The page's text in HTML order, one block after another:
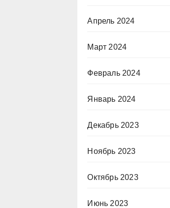
Апрель 2024
Март 2024
Февраль 2024
Январь 2024
Декабрь 2023
Ноябрь 2023
Октябрь 2023
Июнь 2023